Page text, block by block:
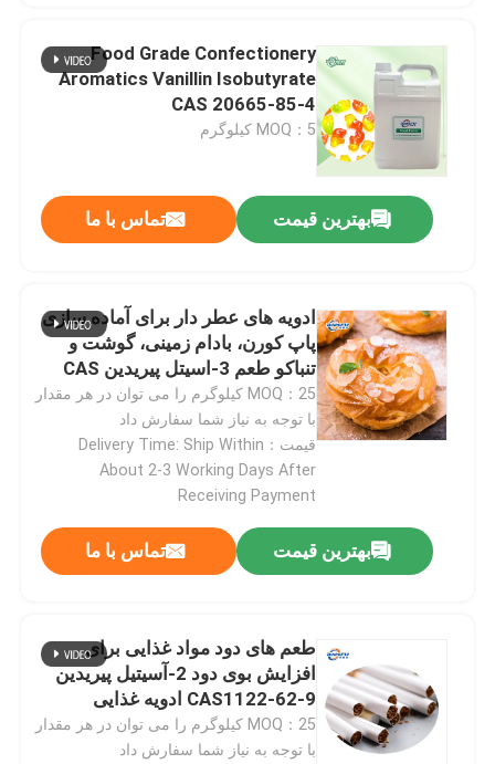
پیام بگذارید
ما به زودی با شما تماس خواهیم گرفت
ارسال
محصول مراقبت های بهداشتیFood Grade Confectionery
Aromatics Vanillin Isobutyrate
CAS 20665-85-4
MOQ：5 کیلوگرم
بهترین قیمت تماس با ما
ادویه های عطر دار برای آماده سازی
پاپ کورن، بادام زمینی، گوشت و
تنباکو طعم 3-اسیتل پیریدین CAS
350-03-8MOQ：25 کیلوگرم را می توان در هر مقدار
با توجه به نیاز شما سفارش داد
قیمت：Delivery Time: Ship Within
About 2-3 Working Days After
Receiving Payment
بهترین قیمت تماس با ما
طعم های دود مواد غذایی برای
افزایش بوی دود 2-آسیتیل پیریدین
CAS1122-62-9 ادویه غذایی
MOQ：25 کیلوگرم را می توان در هر مقدار
با توجه به نیاز شما سفارش داد